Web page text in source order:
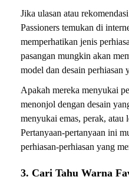
Jika ulasan atau
Passioners temukan di
memperhatikan jenis
pasangan mungkin akan
model dan desain perhiasan
Apakah mereka menyukai
menonjol dengan desain
menyukai emas, perak, atau
Pertanyaan-pertanyaan ini
perhiasan-perhiasan yang
3. Cari Tahu Warna